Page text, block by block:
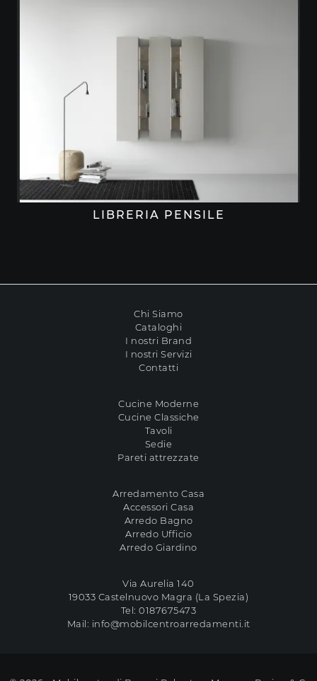
LIBRERIA PENSILE
Chi Siamo
Cataloghi
I nostri Brand
I nostri Servizi
Contatti
Cucine Moderne
Cucine Classiche
Tavoli
Sedie
Pareti attrezzate
Arredamento Casa
Accessori Casa
Arredo Bagno
Arredo Ufficio
Arredo Giardino
Via Aurelia 140
19033 Castelnuovo Magra (La Spezia)
Tel:0187675473
Mail: info@mobilcentroarredamenti.it